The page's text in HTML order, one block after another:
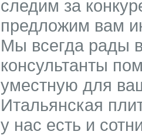
следим за
предложим вам
Мы всегда рады
консультанты
уместную для
Итальянская
у нас есть и